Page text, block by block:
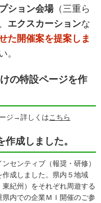
ション会場（三重ら
エクスカーションな
た開催案を提案しま
。
の特設ページを作
ジ→詳しくはこちら
成しました。
センティブ（報奨・研修）
成しました。県内５地域
東紀州）をそれぞれ周遊する
内での企業ＭＩ開催のご参